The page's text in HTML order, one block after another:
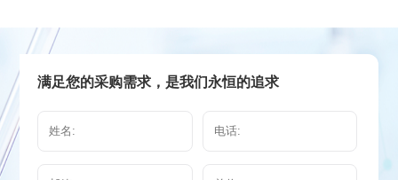
满足您的采购需求，是我们永恒的追求